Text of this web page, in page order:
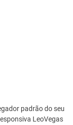
padrão do seu
LeoVegas